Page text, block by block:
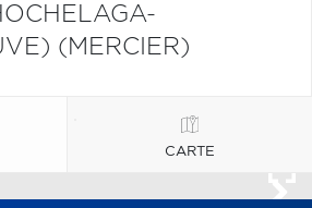
(MERCIER)
CARTE